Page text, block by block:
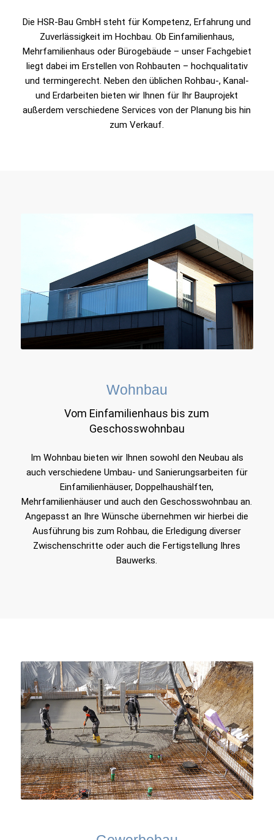
Die HSR-Bau GmbH steht für Kompetenz, Erfahrung und
Zuverlässigkeit im Hochbau. Ob Einfamilienhaus,
Mehrfamilienhaus oder Bürogebäude – unser Fachgebiet
liegt dabei im Erstellen von Rohbauten – hochqualitativ
und termingerecht. Neben den üblichen Rohbau-, Kanal-
und Erdarbeiten bieten wir Ihnen für Ihr Bauprojekt
außerdem verschiedene Services von der Planung bis hin
zum Verkauf.
Wohnbau
Vom Einfamilienhaus bis zum
Geschosswohnbau
Im Wohnbau bieten wir Ihnen sowohl den Neubau als
auch verschiedene Umbau- und Sanierungsarbeiten für
Einfamilienhäuser, Doppelhaushälften,
Mehrfamilienhäuser und auch den Geschosswohnbau an.
Angepasst an Ihre Wünsche übernehmen wir hierbei die
Ausführung bis zum Rohbau, die Erledigung diverser
Zwischenschritte oder auch die Fertigstellung Ihres
Bauwerks.